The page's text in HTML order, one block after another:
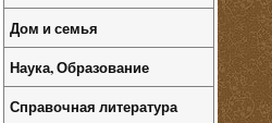
Дом и семья
Наука, Образование
Справочная литература